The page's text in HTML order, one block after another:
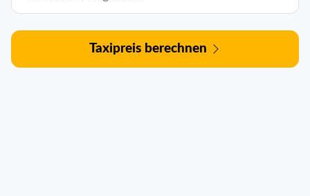
Taxipreis berechnen